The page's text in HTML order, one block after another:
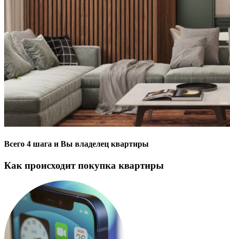
Всего 4 шага и Вы владелец квартиры
Как происходит покупка квартиры